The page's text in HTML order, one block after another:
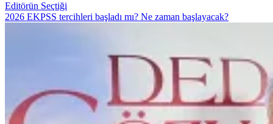
Editörün Seçtiği
2026 EKPSS tercihleri başladı mı? Ne zaman başlayacak?